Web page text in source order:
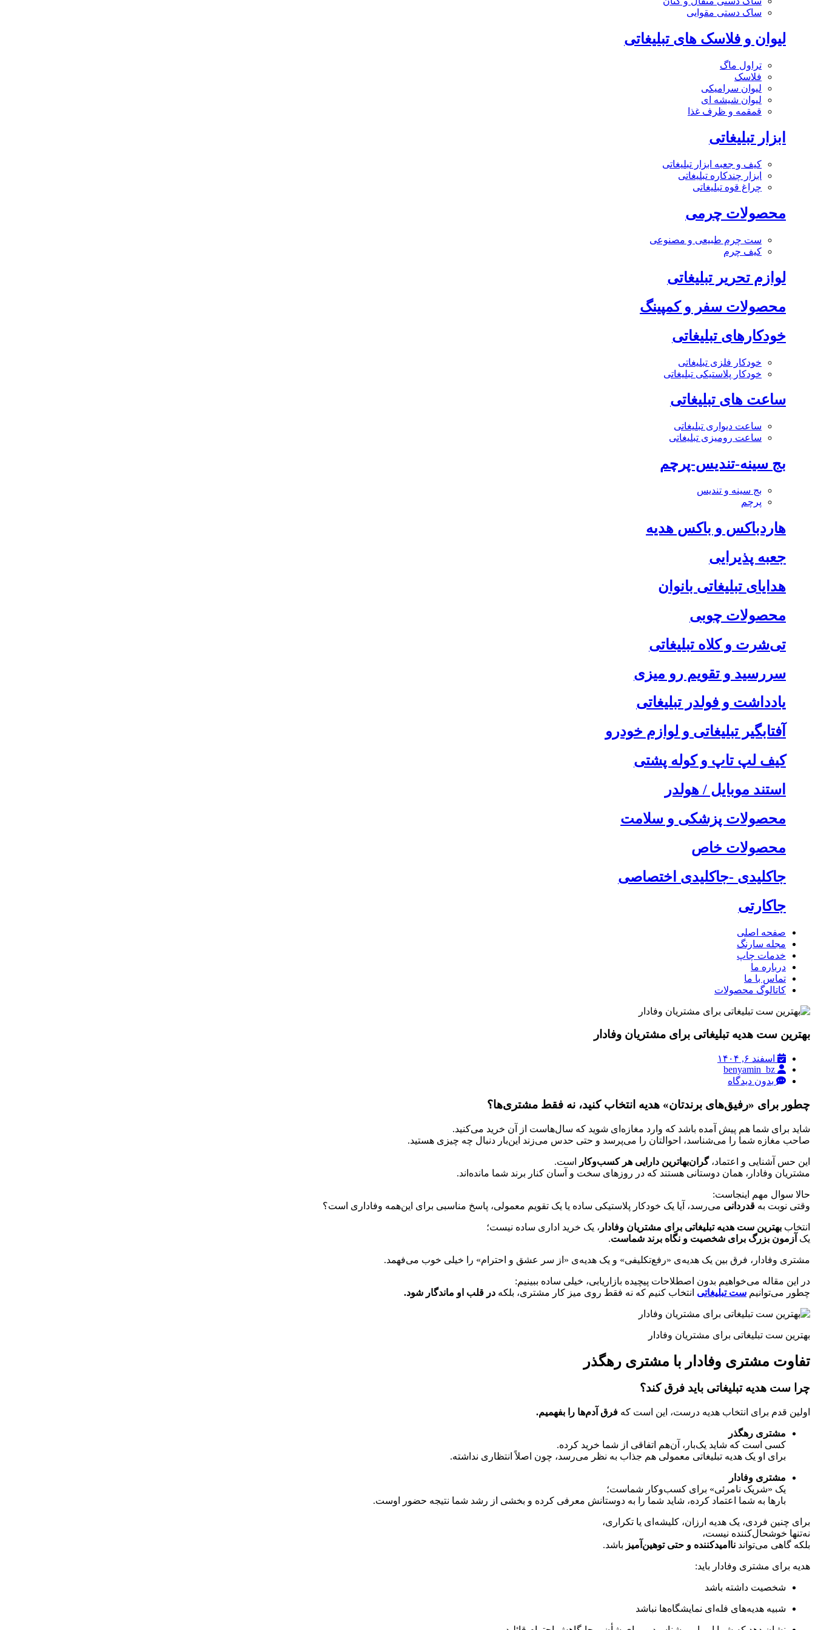
ساک دستی مقوایی
لیوان و فلاسک های تبلیغاتی
تراول ماگ
فلاسک
لیوان سرامیکی
لیوان شیشه ای
قمقمه و ظرف غذا
ابزار تبلیغاتی
کیف و جعبه ابزار تبلیغاتی
ابزار چندکاره تبلیغاتی
چراغ قوه تبلیغاتی
محصولات چرمی
ست چرم طبیعی و مصنوعی
کیف چرم
لوازم تحریر تبلیغاتی
محصولات سفر و کمپینگ
خودکارهای تبلیغاتی
خودکار فلزی تبلیغاتی
خودکار پلاستیکی تبلیغاتی
ساعت های تبلیغاتی
ساعت دیواری تبلیغاتی
ساعت رومیزی تبلیغاتی
بج سینه-تندیس-پرچم
بج سینه و تندیس
پرچم
هاردباکس و باکس هدیه
جعبه پذیرایی
هدایای تبلیغاتی بانوان
محصولات چوبی
تی‌شرت و کلاه تبلیغاتی
سررسید و تقویم رو میزی
یادداشت و فولدر تبلیغاتی
آفتابگیر تبلیغاتی و لوازم خودرو
کیف لپ تاپ و کوله پشتی
استند موبایل / هولدر
محصولات پزشکی و سلامت
محصولات خاص
جاکلیدی -جاکلیدی اختصاصی
جاکارتی
صفحه اصلی
مجله سارنگ
خدمات چاپ
درباره ما
تماس با ما
کاتالوگ محصولات
بهترین ست هدیه تبلیغاتی برای مشتریان وفادار
اسفند ۶, ۱۴۰۴
benyamin_bz
بدون دیدگاه
چطور برای «رفیق‌های برندتان» هدیه انتخاب کنید، نه فقط مشتری‌ها؟
شاید برای شما هم پیش آمده باشد که وارد مغازه‌ای شوید که سال‌هاست از آن خرید می‌کنید.
صاحب مغازه شما را می‌شناسد، احوالتان را می‌پرسد و حتی حدس می‌زند این‌بار دنبال چه چیزی هستید.
این حس آشنایی و اعتماد،گران‌بهاترین دارایی هر کسب‌وکار
است.
مشتریان وفادار، همان دوستانی هستند که در روزهای سخت و آسان کنار برند شما مانده‌اند.
حالا سوال مهم اینجاست:
وقتی نوبت به قدردانی می‌رسد، آیا یک خودکار پلاستیکی ساده یا یک تقویم معمولی، پاسخ مناسبی برای این‌همه وفاداری است؟
انتخاب بهترین ست هدیه تبلیغاتی برای مشتریان وفادار ، یک خرید اداری ساده نیست؛
یک آزمون بزرگ برای شخصیت و نگاه برند شماست.
مشتری وفادار، فرق بین یک هدیه‌ی «رفع‌تکلیفی» و یک هدیه‌ی «از سر عشق و احترام» را خیلی خوب می‌فهمد.
در این مقاله می‌خواهیم بدون اصطلاحات پیچیده بازاریابی، خیلی ساده ببینیم:
چطور می‌توانیم ست‌ تبلیغاتی انتخاب کنیم که نه‌ فقط روی میز کار مشتری، بلکه در قلب او ماندگار شود.
بهترین ست تبلیغاتی برای مشتریان وفادار
تفاوت مشتری وفادار با مشتری رهگذر
چرا ست هدیه تبلیغاتی باید فرق کند؟
اولین قدم برای انتخاب هدیه درست، این است که فرق آدم‌ها را بفهمیم.
مشتری رهگذر
کسی است که شاید یک‌بار، آن‌هم اتفاقی از شما خرید کرده.
برای او یک هدیه تبلیغاتی معمولی هم جذاب به نظر می‌رسد، چون اصلاً انتظاری نداشته.
مشتری وفادار
یک «شریک نامرئی» برای کسب‌وکار شماست؛
بارها به شما اعتماد کرده، شاید شما را به دوستانش معرفی کرده و بخشی از رشد شما نتیجه حضور اوست.
برای چنین فردی، یک هدیه ارزان، کلیشه‌ای یا تکراری،
نه‌تنها خوشحال‌کننده نیست،
بلکه گاهی می‌تواند ناامیدکننده و حتی توهین‌آمیز باشد.
هدیه برای مشتری وفادار باید:
شخصیت داشته باشد
شبیه هدیه‌های فله‌ای نمایشگاه‌ها نباشد